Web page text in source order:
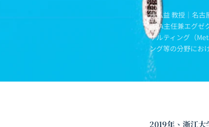
陳弘益 教授｜名古
MBA主任兼エグゼ
サルティング（
ング等の分野にお
2019年、浙江